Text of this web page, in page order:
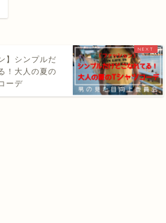
】シンプルだ
！大人の夏の
ーデ